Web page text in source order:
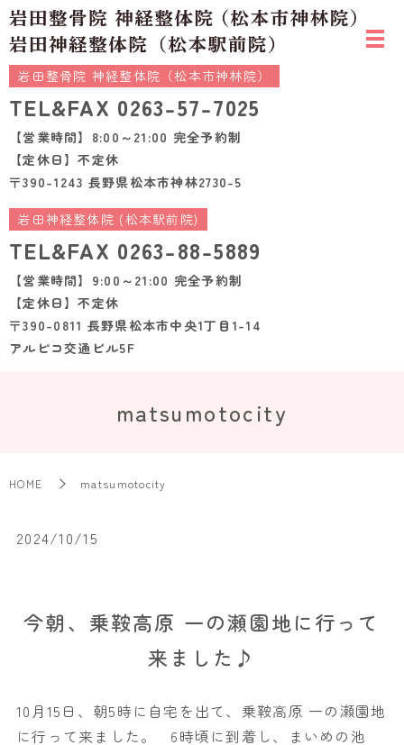
岩田整骨院 神経整体院（松本市神林院）
TEL&FAX 0263-57-7025
【営業時間】8:00～21:00 完全予約制
【定休日】不定休
〒390-1243 長野県松本市神林2730-5
岩田神経整体院 (松本駅前院)
TEL&FAX 0263-88-5889
【営業時間】9:00～21:00 完全予約制
【定休日】不定休
〒390-0811 長野県松本市中央1丁目1-14
アルピコ交通ビル5F
matsumotocity
HOME matsumotocity
2024/10/15
今朝、乗鞍高原 一の瀬園地に行って
来ました♪
10月15日、朝5時に自宅を出て、乗鞍高原 一の瀬園地
に行って来ました。 6時頃に到着し、まいめの池